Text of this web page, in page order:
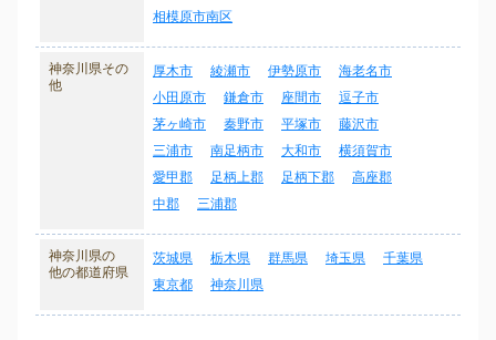
相模原市南区
神奈川県その
他
厚木市 綾瀬市 伊勢原市
海老名市
小田原市
鎌倉市 座間市
逗子市
茅ヶ崎市
秦野市 平塚市
藤沢市
三浦市
南足柄市 大和市
横須賀市
愛甲郡
足柄上郡 足柄下郡
高座郡
中郡
三浦郡
神奈川県の
他の都道府県
茨城県 栃木県 群馬県 埼玉県
千葉県
東京都
神奈川県